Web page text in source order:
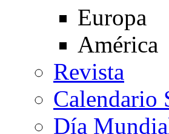
Europa
América
Revista
Calendario
Día